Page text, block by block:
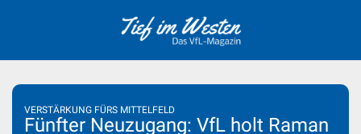
VERSTÄRKUNG FÜRS MITTELFELD
Fünfter Neuzugang: VfL holt Raman